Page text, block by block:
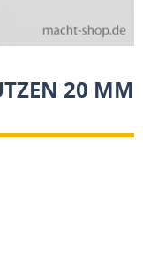
20 MM